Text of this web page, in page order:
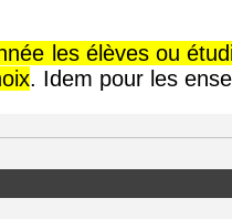
les élèves ou
. Idem pour les